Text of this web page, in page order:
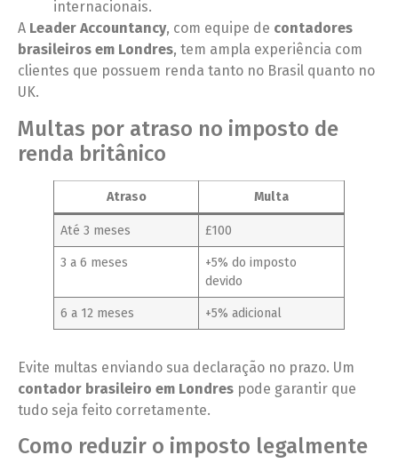
internacionais.
A Leader Accountancy, com equipe de contadores
brasileiros em Londres, tem ampla experiência com
clientes que possuem renda tanto no Brasil quanto no
UK.
Multas por atraso no imposto de
renda britânico
Atraso Multa
Até 3 meses £100
3 a 6 meses
+5% do imposto
devido
6 a 12 meses +5% adicional
Evite multas enviando sua declaração no prazo. Um
contador brasileiro em Londres pode garantir que
tudo seja feito corretamente.
Como reduzir o imposto legalmente